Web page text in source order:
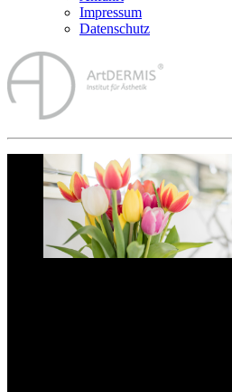
Impressum
Datenschutz